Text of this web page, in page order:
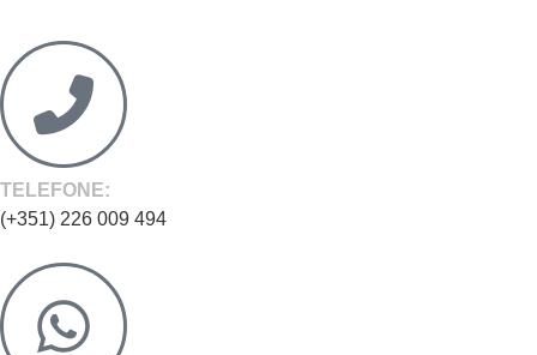
TELEFONE:
(+351) 226 009 494